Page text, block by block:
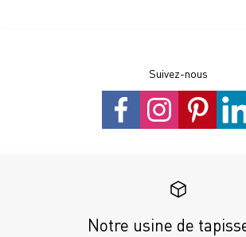
Suivez-nous
Notre usine de